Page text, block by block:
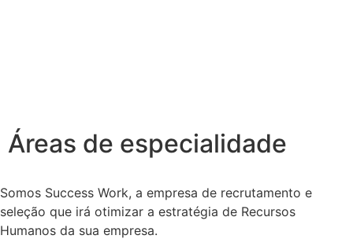
Áreas de especialidade
Somos Success Work, a empresa de recrutamento e
seleção que irá otimizar a estratégia de Recursos
Humanos da sua empresa.